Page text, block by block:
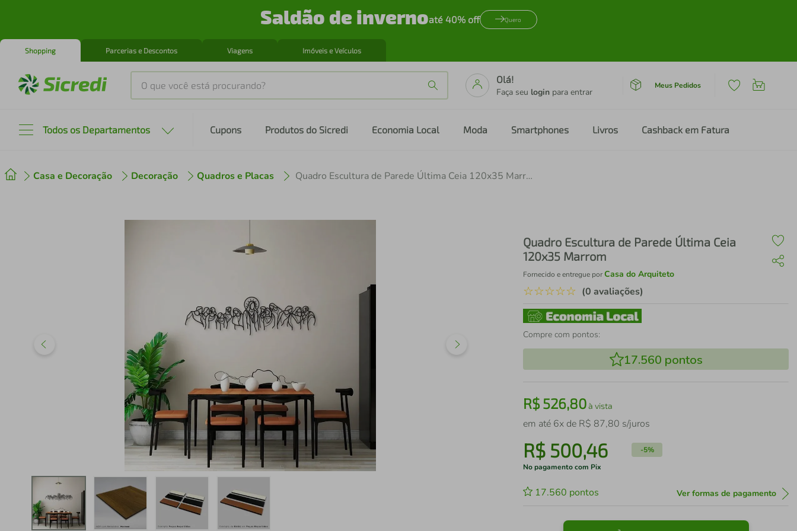
Saldão de invernoaté 40% off Quero
Shopping Parcerias e Descontos Viagens Imóveis e Veículos
O que você está procurando?
Olá!
Faça seu login para entrar
Meus Pedidos
Todos os Departamentos Cupons Produtos do Sicredi Economia Local Moda Smartphones Livros Cashback em Fatura
Casa e Decoração Decoração Quadros e Placas Quadro Escultura de Parede Última Ceia 120x35 Marrom
Quadro Escultura de Parede Última Ceia
120x35 Marrom
Fornecido e entregue porCasa do Arquiteto
☆☆☆☆☆ (0 avaliações)
Compre com pontos:
17.560 pontos
R$526,80à vista
em até 6x de R$ 87,80 s/juros
R$ 500,46 -5%
No pagamento com Pix
17.560 pontos Ver formas de pagamento
º cafeteira